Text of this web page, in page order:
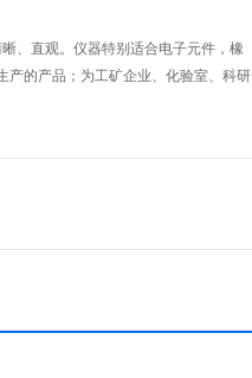
、直观。仪器特别适合电子元件，橡
产的产品；为工矿企业、化验室、科研